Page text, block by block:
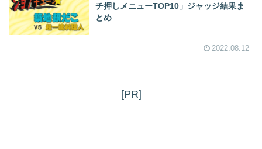
チ押しメニューTOP10」ジャッジ結果ま
とめ
2022.08.12
[PR]